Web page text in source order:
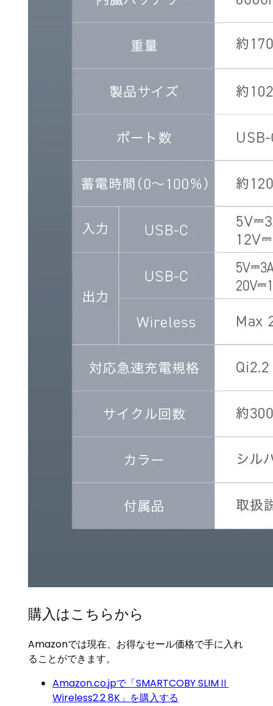
購入はこちらから
Amazonでは現在、お得なセール価格で手に入れ
ることができます。
Amazon.co.jpで「SMARTCOBY SLIMⅡ
Wireless2.2 8K」を購入する